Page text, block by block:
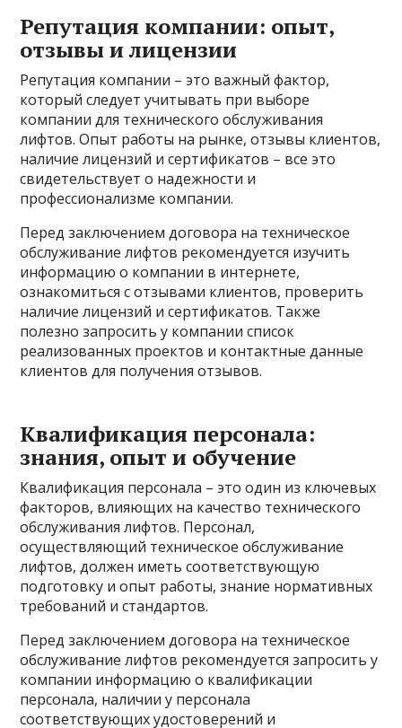
Репутация компании: опыт,
отзывы и лицензии
Репутация компании – это важный фактор,
который следует учитывать при выборе
компании для технического обслуживания
лифтов. Опыт работы на рынке, отзывы клиентов,
наличие лицензий и сертификатов – все это
свидетельствует о надежности и
профессионализме компании.
Перед заключением договора на техническое
обслуживание лифтов рекомендуется изучить
информацию о компании в интернете,
ознакомиться с отзывами клиентов, проверить
наличие лицензий и сертификатов. Также
полезно запросить у компании список
реализованных проектов и контактные данные
клиентов для получения отзывов.
Квалификация персонала:
знания, опыт и обучение
Квалификация персонала – это один из ключевых
факторов, влияющих на качество технического
обслуживания лифтов. Персонал,
осуществляющий техническое обслуживание
лифтов, должен иметь соответствующую
подготовку и опыт работы, знание нормативных
требований и стандартов.
Перед заключением договора на техническое
обслуживание лифтов рекомендуется запросить у
компании информацию о квалификации
персонала, наличии у персонала
соответствующих удостоверений и